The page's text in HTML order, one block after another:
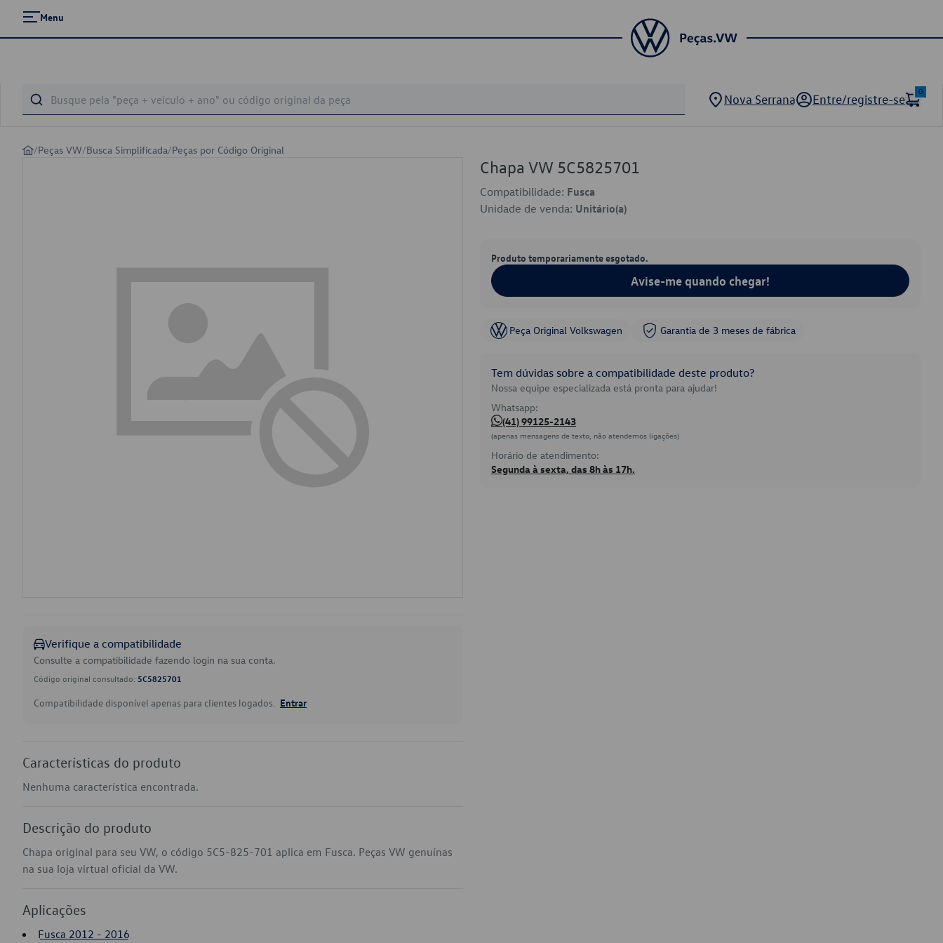
Menu
Nova Serrana Entre/registre-se
0
/Peças VW/Busca Simplificada/Peças por Código Original
Verifique a compatibilidade
Consulte a compatibilidade fazendo login na sua conta.
Código original consultado: 5C5825701
Compatibilidade disponível apenas para clientes logados. Entrar
Características do produto
Nenhuma característica encontrada.
Descrição do produto
Chapa original para seu VW, o código 5C5-825-701 aplica em Fusca. Peças VW genuínas
na sua loja virtual oficial da VW.
Aplicações
Fusca 2012 - 2016
Chapa VW 5C5825701
Compatibilidade: Fusca
Unidade de venda: Unitário(a)
Produto temporariamente esgotado.
Avise-me quando chegar!
Peça Original Volkswagen Garantia de 3 meses de fábrica
Tem dúvidas sobre a compatibilidade deste produto?
Nossa equipe especializada está pronta para ajudar!
Whatsapp:
(41) 99125-2143
(apenas mensagens de texto, não atendemos ligações)
Horário de atendimento:
Segunda à sexta, das 8h às 17h.